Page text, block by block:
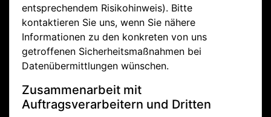
entsprechendem Risikohinweis). Bitte
kontaktieren Sie uns, wenn Sie nähere
Informationen zu den konkreten von uns
getroffenen Sicherheitsmaßnahmen bei
Datenübermittlungen wünschen.
Zusammenarbeit mit
Auftragsverarbeitern und Dritten